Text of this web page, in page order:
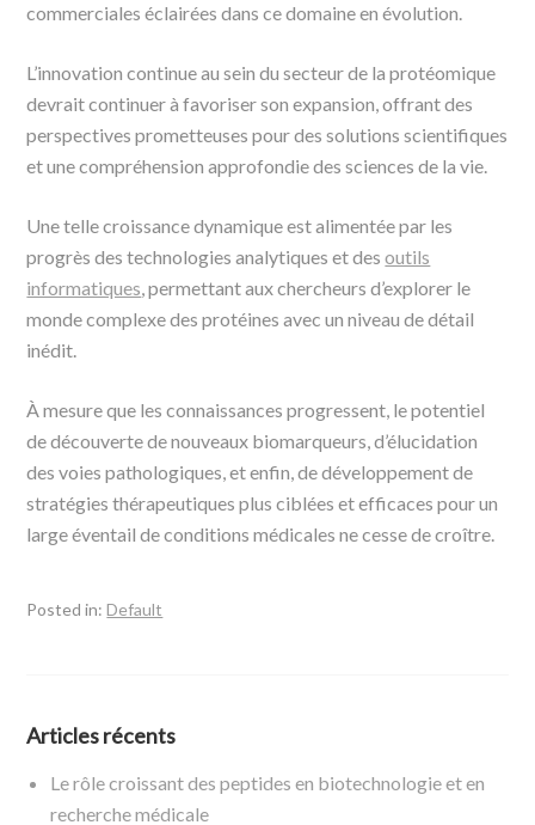
commerciales éclairées dans ce domaine en évolution.
L’innovation continue au sein du secteur de la protéomique
devrait continuer à favoriser son expansion, offrant des
perspectives prometteuses pour des solutions scientifiques
et une compréhension approfondie des sciences de la vie.
Une telle croissance dynamique est alimentée par les
progrès des technologies analytiques et desoutils
informatiques, permettant aux chercheurs d’explorer le
monde complexe des protéines avec un niveau de détail
inédit.
À mesure que les connaissances progressent, le potentiel
de découverte de nouveaux biomarqueurs, d’élucidation
des voies pathologiques, et enfin, de développement de
stratégies thérapeutiques plus ciblées et efficaces pour un
large éventail de conditions médicales ne cesse de croître.
Posted in:Default
Articles récents
Le rôle croissant des peptides en biotechnologie et en
recherche médicale